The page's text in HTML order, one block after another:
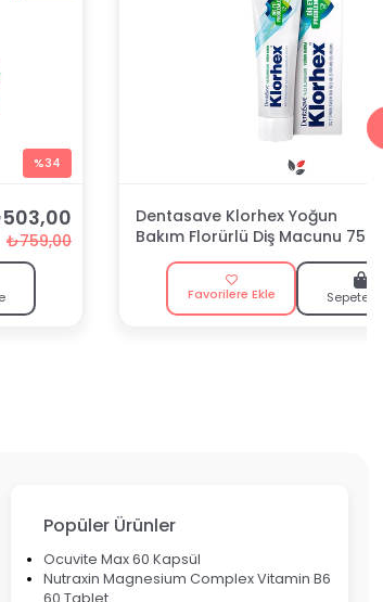
%34
₺759,00
Dentasave Klorhex Yoğun
Bakım Florürlü Diş Macunu 75
Favorilere Ekle Sepete
Popüler Ürünler
Ocuvite Max 60 Kapsül
Nutraxin Magnesium Complex Vitamin B6